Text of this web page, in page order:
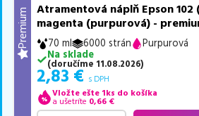
Premium
Atramentová náplň Epson 102
magenta (purpurová) -
70 ml 6000 strán
Purpurová
Na sklade
(doručíme 11.08.2026)
2,83 € s DPH
Vložte ešte 1ks do košíka
a ušetríte 0,66 €